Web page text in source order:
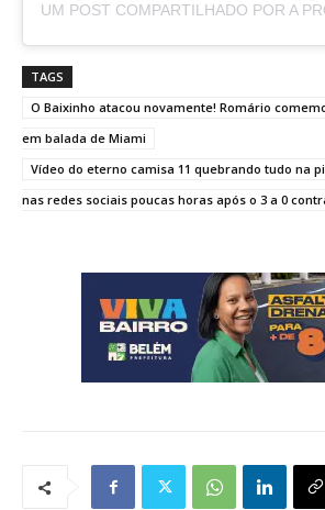
TAGS
O Baixinho atacou novamente! Romário
em balada de Miami
Vídeo do eterno camisa 11 quebrando tudo na
nas redes sociais poucas horas após o 3 a 0